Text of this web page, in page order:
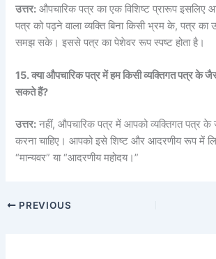
उत्तर: औपचारिक पत्र का एक विशिष्ट प्रारूप इसलिए
पत्र को पढ़ने वाला व्यक्ति बिना किसी भ्रम के, पत्र का
समझ सके। इससे पत्र का पेशेवर रूप स्पष्ट होता है।
15. क्या औपचारिक पत्र में हम किसी व्यक्तिगत पत्र के
सकते हैं?
उत्तर: नहीं, औपचारिक पत्र में आपको व्यक्तिगत पत्र के
करना चाहिए। आपको इसे शिष्ट और आदरणीय रूप में
“मान्यवर” या “आदरणीय महोदय।”
PREVIOUS